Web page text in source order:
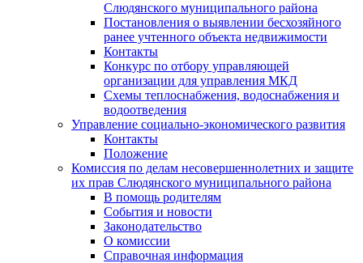
Слюдянского муниципального района
Постановления о выявлении бесхозяйного
ранее учтенного объекта недвижимости
Контакты
Конкурс по отбору управляющей
организации для управления МКД
Схемы теплоснабжения, водоснабжения и
водоотведения
Управление социально-экономического развития
Контакты
Положение
Комиссия по делам несовершеннолетних и защите
их прав Слюдянского муниципального района
В помощь родителям
События и новости
Законодательство
О комиссии
Справочная информация